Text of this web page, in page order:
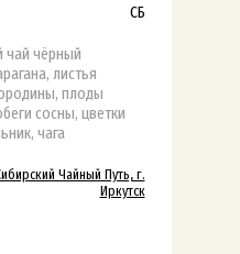
СБ
чай чёрный
листья
плоды
сосны, цветки
чага
Чайный Путь, г.
Иркутск